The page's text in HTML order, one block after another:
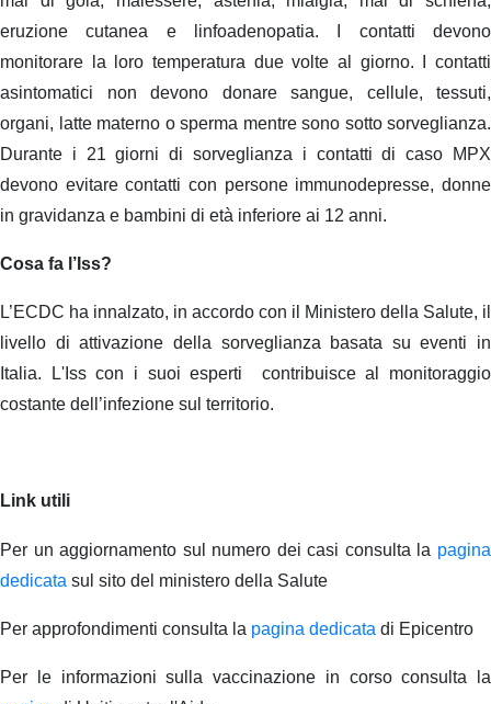
eruzione cutanea e linfoadenopatia. I contatti devono
monitorare la loro temperatura due volte al giorno. I contatti
asintomatici non devono donare sangue, cellule, tessuti,
organi, latte materno o sperma mentre sono sotto sorveglianza.
Durante i 21 giorni di sorveglianza i contatti di caso MPX
devono evitare contatti con persone immunodepresse, donne
in gravidanza e bambini di età inferiore ai 12 anni.
Cosa fa l’Iss?
L’ECDC ha innalzato, in accordo con il Ministero della Salute, il
livello di attivazione della sorveglianza basata su eventi in
Italia. L'Iss con i suoi esperti contribuisce al monitoraggio
costante dell’infezione sul territorio.
Link utili
Per un aggiornamento sul numero dei casi consulta la pagina
dedicata sul sito del ministero della Salute
Per approfondimenti consulta la pagina dedicata di Epicentro
Per le informazioni sulla vaccinazione in corso consulta la